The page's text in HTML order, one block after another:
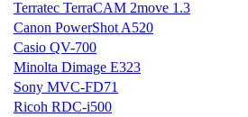
Terratec TerraCAM 2move 1.3
Canon PowerShot A520
Casio QV-700
Minolta Dimage E323
Sony MVC-FD71
Ricoh RDC-i500